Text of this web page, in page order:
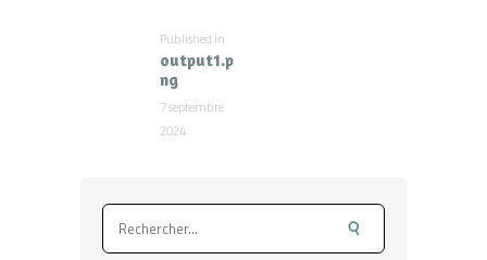
Published in
post:
output1.p
ng
7 septembre
2024
Rechercher :